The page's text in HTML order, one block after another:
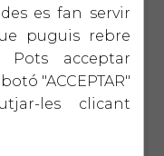
de
es fan servir
puguis rebre
Pots acceptar
"ACCEPTAR"
les clicant